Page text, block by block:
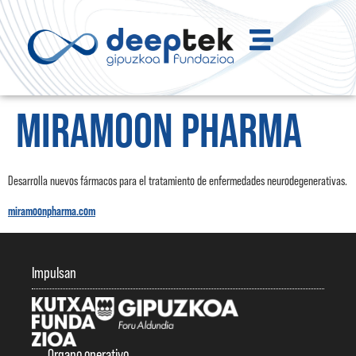
MIRAMOON PHARMA
Desarrolla nuevos fármacos para el tratamiento de enfermedades neurodegenerativas.
miramoonpharma.com
Impulsan